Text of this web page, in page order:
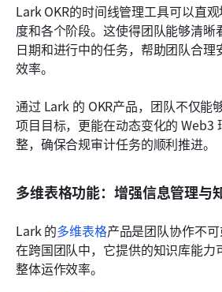
Lark OKR的时间线管理工具可以直
度和各个阶段。这使得团队能够清晰
日期和进行中的任务，帮助团队合
效率。
通过 Lark 的 OKR产品，团队不仅能
项目目标，更能在动态变化的 Web3
整，确保合规审计任务的顺利推进。
多维表格功能：增强信息管理与
Lark 的多维表格产品是团队协作不
在跨国团队中，它提供的知识库能力
整体运作效率。